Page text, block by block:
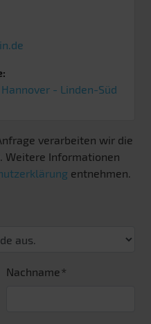
- Linden-Süd
verarbeiten wir die
Weitere Informationen
entnehmen.
Nachname